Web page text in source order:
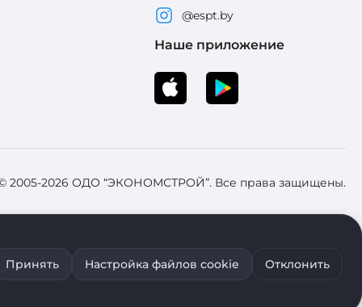
@espt.by
Наше приложение
2005-2026 ОДО “ЭКОНОМСТРОЙ”. Все права защищены.
Брестский областной исполнительный комитет 31
cookie воспользуйтесь соответствующими настройками
Принять Настройка файлов cookie Отклонить